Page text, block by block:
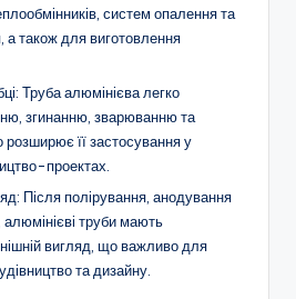
систем опалення та
а також для виготовлення
Труба алюмінієва легко
згинанню, зварюванню та
її застосування у
проектах.
Після полірування, анодування
труби мають
вигляд, що важливо для
та дизайну.